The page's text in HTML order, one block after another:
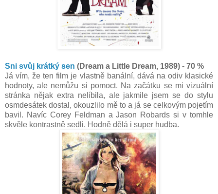
Sni svůj krátký sen (Dream a Little Dream, 1989) - 70 %
Já vím, že ten film je vlastně banální, dává na odiv klasické
hodnoty, ale nemůžu si pomoct. Na začátku se mi vizuální
stránka nějak extra nelíbila, ale jakmile jsem se do stylu
osmdesátek dostal, okouzlilo mě to a já se celkovým pojetím
bavil. Navíc Corey Feldman a Jason Robards si v tomhle
skvěle kontrastně sedli. Hodně dělá i super hudba.